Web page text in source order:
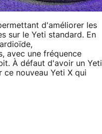
d'améliorer les
sur le Yeti standard. En
avec une fréquence
À défaut d'avoir un Yeti
nouveau Yeti X qui